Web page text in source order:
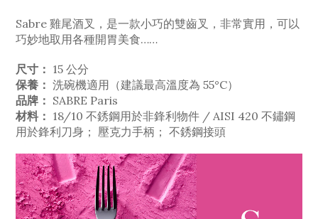
Sabre 雞尾酒叉，是一款小巧的雙齒叉，非常實用，可以
巧妙地取用各種開胃美食……
尺寸： 15 公分
保養： 洗碗機適用（建議最高溫度為 55°C）
品牌： SABRE Paris
材料： 18/10 不銹鋼用於非鋒利物件 / AISI 420 不鏽鋼
用於鋒利刀身； 壓克力手柄； 不銹鋼接頭